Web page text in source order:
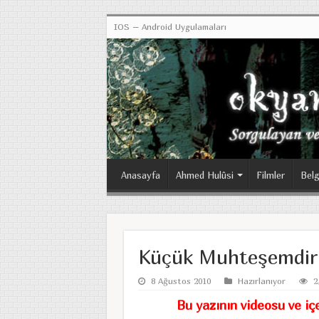
IOS – Android Uygulamaları
Anasayfa Ahmed Hulûsi Filmler
Küçük
8 Ağustos 2010 Hazırlanıyor
Bu yazının videosu ve